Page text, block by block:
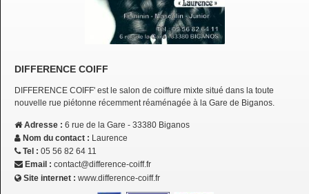
DIFFERENCE COIFF
DIFFERENCE COIFF' est le salon de coiffure mixte situé dans la toute
nouvelle rue piétonne récemment réaménagée à la Gare de Biganos.
Adresse : 6 rue de la Gare - 33380 Biganos
Nom du contact : Laurence
Tel : 05 56 82 64 11
Email : contact@difference-coiff.fr
Site internet : www.difference-coiff.fr